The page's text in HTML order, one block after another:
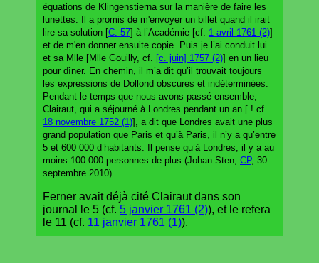
équations de Klingenstierna sur la manière de faire les
lunettes. Il a promis de m'envoyer un billet quand il irait
lire sa solution [C. 57] à l’Académie [cf. 1 avril 1761 (2)]
et de m'en donner ensuite copie. Puis je l’ai conduit lui
et sa Mlle [Mlle Gouilly, cf.
[c. juin] 1757 (2)] en un lieu
pour dîner. En chemin, il m’a dit qu’il trouvait toujours
les expressions de Dollond obscures et indéterminées.
Pendant le temps que nous avons passé ensemble,
Clairaut, qui a séjourné à Londres pendant un an [ ! cf.
18 novembre 1752 (1)], a dit que Londres avait une plus
grand population que Paris et qu’à Paris, il n’y a qu’entre
5 et 600 000 d’habitants. Il pense qu’à Londres, il y a au
moins 100 000 personnes de plus (Johan Sten, CP, 30
septembre 2010).
Ferner avait déjà cité Clairaut dans son
journal le 5 (cf. 5 janvier 1761 (2)), et le refera
le 11 (cf. 11 janvier 1761 (1)).